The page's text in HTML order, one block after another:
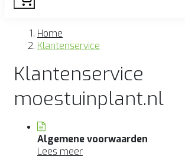
Home
Klantenservice
Klantenservice
moestuinplant.nl
Algemene voorwaarden
Lees meer